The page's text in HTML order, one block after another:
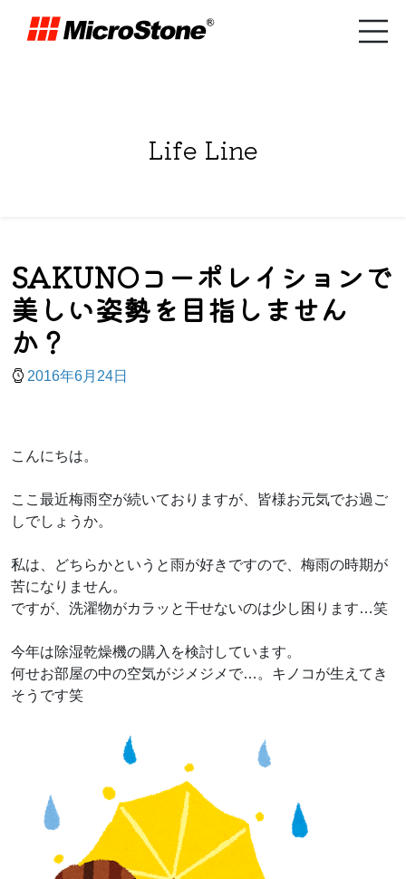
Life Line
SAKUNOコーポレイションで
美しい姿勢を目指しません
か？
2016年6月24日
こんにちは。
ここ最近梅雨空が続いておりますが、皆様お元気でお過ご
しでしょうか。
私は、どちらかというと雨が好きですので、梅雨の時期が
苦になりません。
ですが、洗濯物がカラッと干せないのは少し困ります…笑
今年は除湿乾燥機の購入を検討しています。
何せお部屋の中の空気がジメジメで…。キノコが生えてき
そうです笑